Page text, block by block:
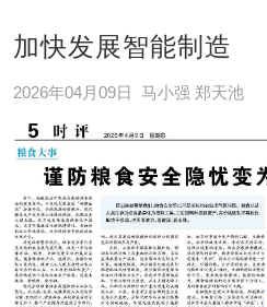
加快发展智能制造
2026年04月09日 马小强 郑天池